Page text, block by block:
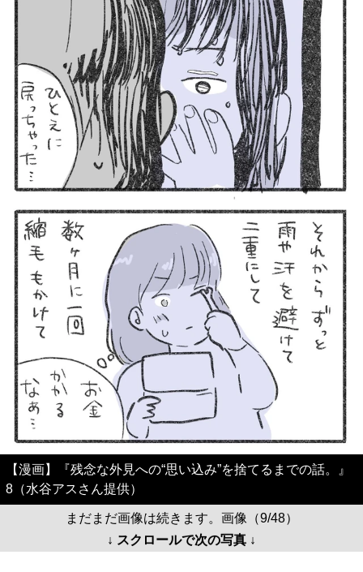
【漫画】『残念な外見への“思い込み”を捨てるまでの話。』
8（水谷アスさん提供）
まだまだ画像は続きます。画像（9/48）
↓ スクロールで次の写真 ↓